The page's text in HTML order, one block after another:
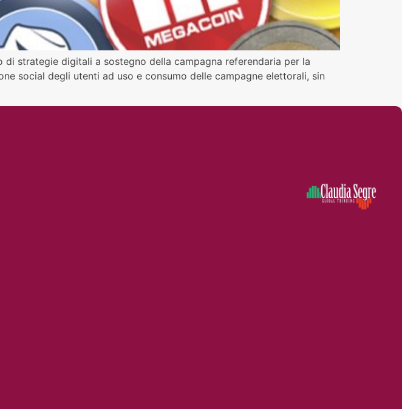
di strategie digitali a sostegno della campagna referendaria per la
social degli utenti ad uso e consumo delle campagne elettorali, sin